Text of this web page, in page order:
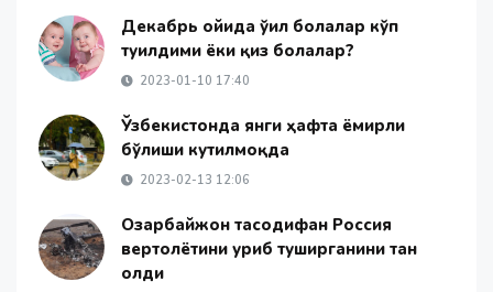
Декабрь ойида ўғил болалар кўп
туғилдими ёки қиз болалар?
2023-01-10 17:40
Ўзбекистонда янги ҳафта ёмғирли
бўлиши кутилмоқда
2023-02-13 12:06
Озарбайжон тасодифан Россия
вертолётини уриб туширганини тан
олди